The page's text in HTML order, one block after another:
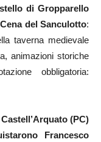
di Gropparello
Cena del Sanculotto:
taverna medievale
animazioni storiche
obbligatoria:
(PC)
Francesco